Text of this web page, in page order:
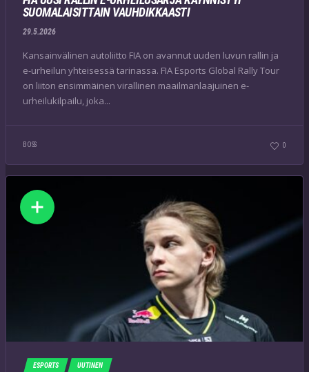
SUOMALAISITTAIN VAUHDIKKAASTI
29.5.2026
Kansainvälinen autoliitto FIA on avannut uuden luvun rallin ja
e-urheilun yhteisessä tarinassa. FIA Esports Global Rally Tour
on liiton ensimmäinen virallinen maailmanlaajuinen e-
urheilukilpailu, joka...
BOSS 0
ESPORTS UUTINEN